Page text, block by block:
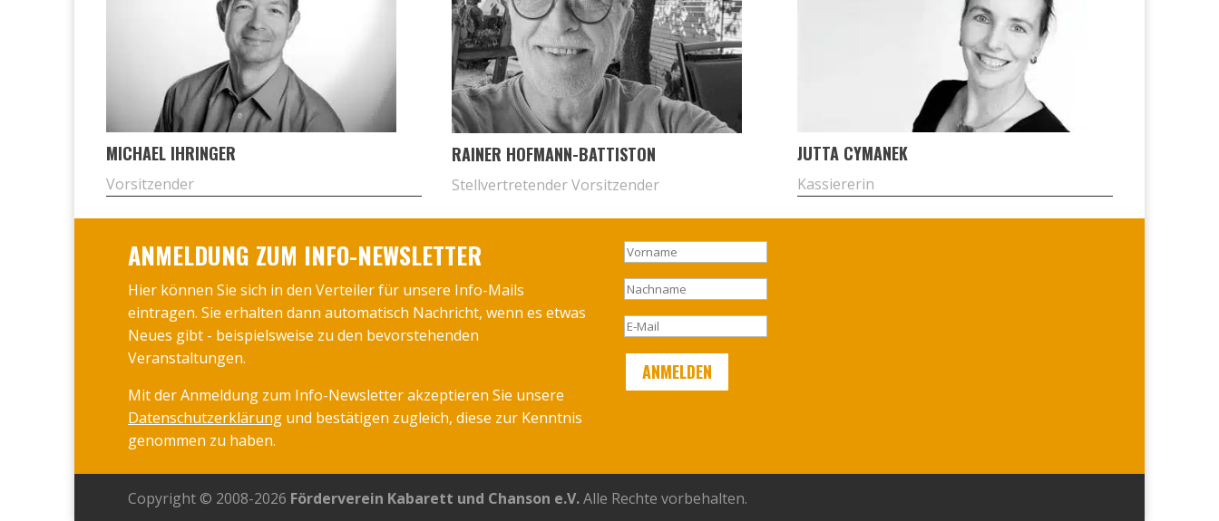
MICHA­EL IHRIN­GER
Vor­sit­zen­der
RAI­NER HOF­MANN-BAT­TIS­TON
Stell­ver­tre­ten­der Vor­sit­zen­der
JUT­TA CYMA­NEK
Kas­sie­re­rin
ANMELDUNG ZUM INFO-NEWSLETTER
Hier können Sie sich in den Verteiler für unsere Info-Mails
eintragen. Sie erhalten dann automatisch Nachricht, wenn es etwas
Neues gibt - beispielsweise zu den bevorstehenden
Veranstaltungen.
Mit der Anmeldung zum Info-Newsletter akzeptieren Sie unsere
Datenschutzerklärung und bestätigen zugleich, diese zur Kenntnis
genommen zu haben.
Copyright © 2008-2026 Förderverein Kabarett und Chanson e.V.Alle Rechte vorbehalten.